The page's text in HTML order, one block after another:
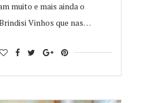
muito e mais ainda o
Vinhos que nas…